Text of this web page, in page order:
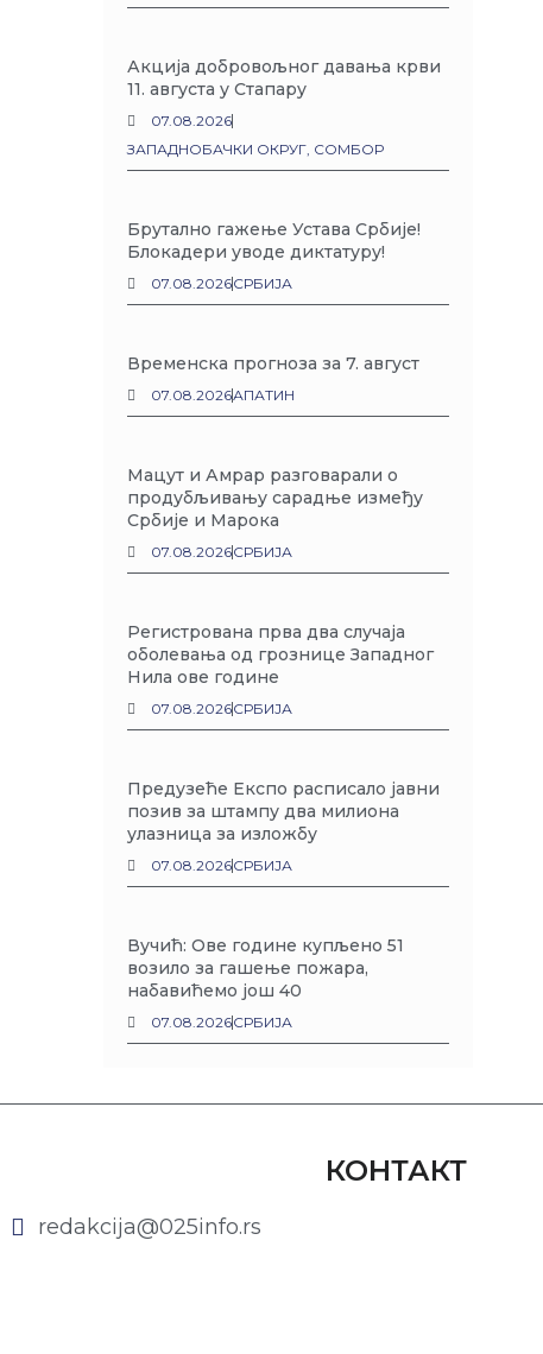
Акција добровољног давања крви
11. августа у Стапару
07.08.2026
ЗАПАДНОБАЧКИ ОКРУГ, СОМБОР
Брутално гажење Устава Србије!
Блокадери уводе диктатуру!
07.08.2026СРБИЈА
Временска прогноза за 7. август
07.08.2026АПАТИН
Мацут и Амрар разговарали о
продубљивању сарадње између
Србије и Марока
07.08.2026СРБИЈА
Регистрована прва два случаја
оболевања од грознице Западног
Нила ове године
07.08.2026СРБИЈА
Предузеће Експо расписало јавни
позив за штампу два милиона
улазница за изложбу
07.08.2026СРБИЈА
Вучић: Ове године купљено 51
возило за гашење пожара,
набавићемо још 40
07.08.2026СРБИЈА
КОНТАКТ
redakcija@025info.rs